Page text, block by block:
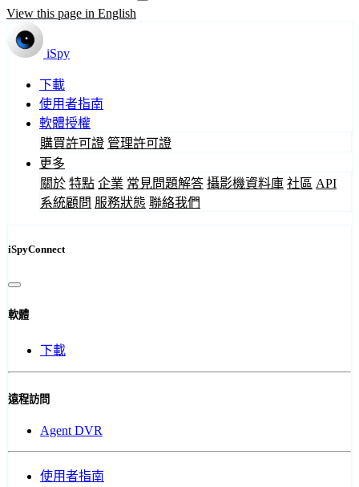
View this page in English
iSpy
下載
使用者指南
軟體授權
購買許可證 管理許可證
更多
關於 特點 企業 常見問題解答 攝影機資料庫 社區 API
系統顧問 服務狀態 聯絡我們
iSpyConnect
軟體
下載
遠程訪問
Agent DVR
使用者指南